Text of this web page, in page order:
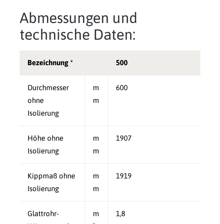
Abmessungen und
technische Daten:
Bezeichnung * 500
Durchmesser
ohne
Isolierung
m
m
600
Höhe ohne
Isolierung
m
m
1907
Kippmaß ohne
Isolierung
m
m
1919
Glattrohr-
m
1,8